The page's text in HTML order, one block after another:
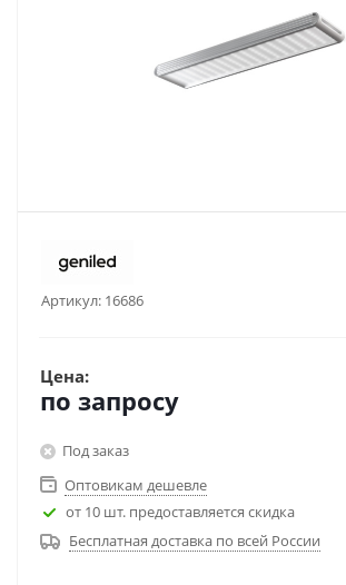
Артикул: 16686
Цена:
по запросу
Под заказ
Оптовикам дешевле
от 10 шт. предоставляется скидка
Бесплатная доставка по всей России